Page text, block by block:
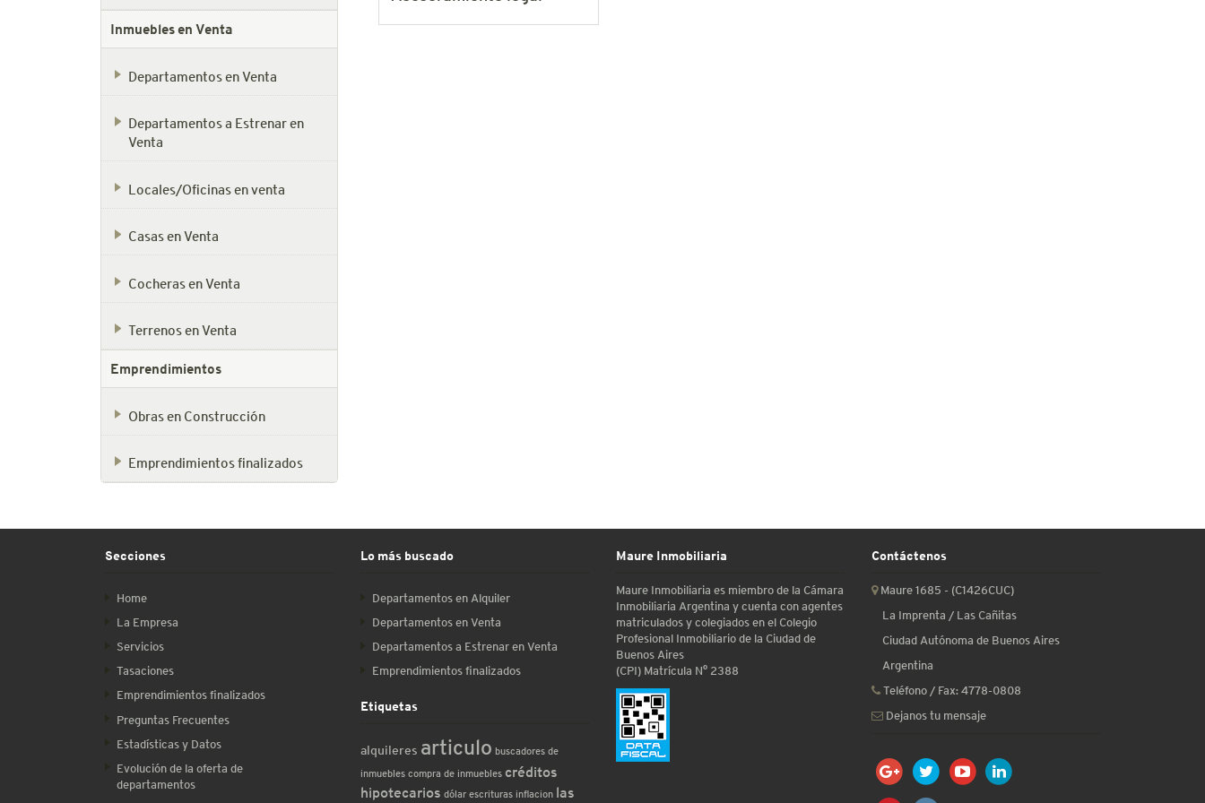
Inmuebles en Venta
Departamentos en Venta
Departamentos a Estrenar en
Venta
Locales/Oficinas en venta
Casas en Venta
Cocheras en Venta
Terrenos en Venta
Emprendimientos
Obras en Construcción
Emprendimientos finalizados
Secciones
Home
La Empresa
Servicios
Tasaciones
Emprendimientos finalizados
Preguntas Frecuentes
Estadísticas y Datos
Evolución de la oferta de
departamentos
Lo más buscado
Departamentos en Alquiler
Departamentos en Venta
Departamentos a Estrenar en Venta
Emprendimientos finalizados
Etiquetas
alquileres articulo buscadores de
inmuebles compra de inmuebles créditos
hipotecarios dólar escrituras inflacion las
Maure Inmobiliaria
Maure Inmobiliaria es miembro de la Cámara
Inmobiliaria Argentina y cuenta con agentes
matriculados y colegiados en el Colegio
Profesional Inmobiliario de la Ciudad de
Buenos Aires
(CPI) Matrícula N° 2388
Contáctenos
Maure 1685 - (C1426CUC)
La Imprenta / Las Cañitas
Ciudad Autónoma de Buenos Aires
Argentina
Teléfono / Fax:4778-0808
Dejanos tu mensaje